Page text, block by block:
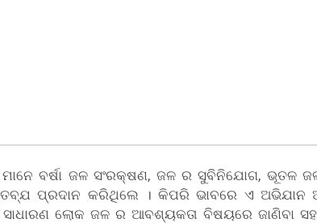
ବର୍ଷା ଜଳ ସଂରକ୍ଷଣ, ଜଳ ର ସୁବିନିଯୋଗ, ଭୂତଳ
ପ୍ରଦାନ କରିଥିଲେ । କିପରି ଭାବରେ ଏ ଅଭିଯାନ
ଲୋକ ଜଳ ର ଆବଶ୍ୟକତା ବିଷୟରେ ଜାଣିବା